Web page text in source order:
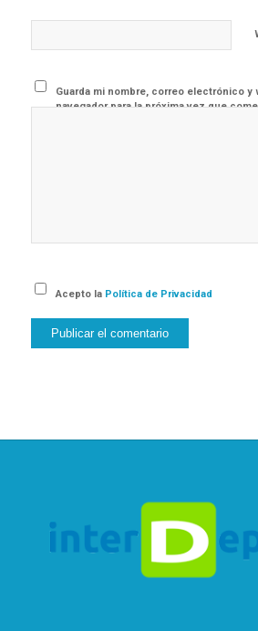
Guarda mi nombre, correo electrónico y
navegador para la próxima vez que
Acepto la Política de Privacidad